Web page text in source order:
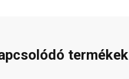
termékek